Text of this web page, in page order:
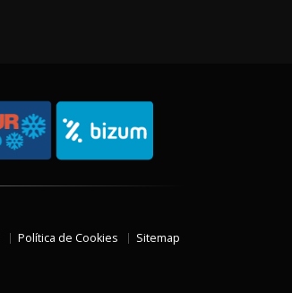
Política de Cookies Sitemap